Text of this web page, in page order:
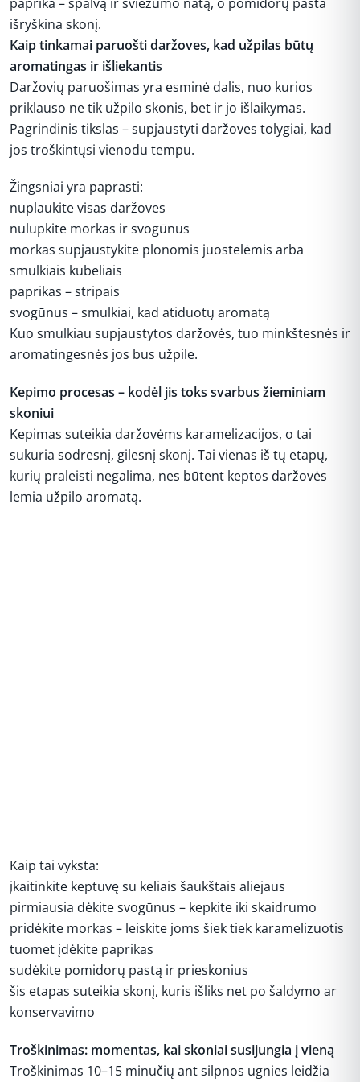
išryškina skonį.
Kaip tinkamai paruošti daržoves, kad užpilas būtų
aromatingas ir išliekantis
Daržovių paruošimas yra esminė dalis, nuo kurios
priklauso ne tik užpilo skonis, bet ir jo išlaikymas.
Pagrindinis tikslas – supjaustyti daržoves tolygiai, kad
jos troškintųsi vienodu tempu.
Žingsniai yra paprasti:
nuplaukite visas daržoves
nulupkite morkas ir svogūnus
morkas supjaustykite plonomis juostelėmis arba
smulkiais kubeliais
paprikas – stripais
svogūnus – smulkiai, kad atiduotų aromatą
Kuo smulkiau supjaus­tytos daržovės, tuo minkštesnės ir
aromatingesnės jos bus užpile.
Kepimo procesas – kodėl jis toks svarbus žieminiam
skoniui
Kepimas suteikia daržovėms karamelizacijos, o tai
sukuria sodresnį, gilesnį skonį. Tai vienas iš tų etapų,
kurių praleisti negalima, nes būtent keptos daržovės
lemia užpilo aromatą.
Kaip tai vyksta:
įkaitinkite keptuvę su keliais šaukštais aliejaus
pirmiausia dėkite svogūnus – kepkite iki skaidrumo
pridėkite morkas – leiskite joms šiek tiek karamelizuotis
tuomet įdėkite paprikas
sudėkite pomidorų pastą ir prieskonius
šis etapas suteikia skonį, kuris išliks net po šaldymo ar
konservavimo
Troškinimas: momentas, kai skoniai susijungia į vieną
Troškinimas 10–15 minučių ant silpnos ugnies leidžia